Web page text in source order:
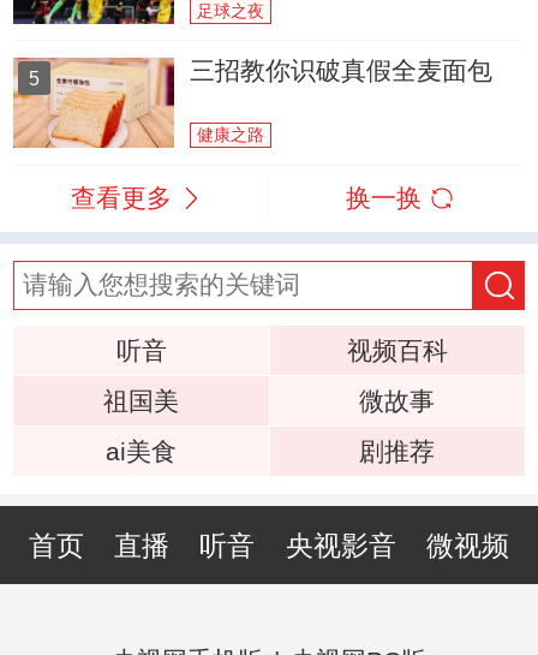
足球之夜
5 三招教你识破真假全麦面包
健康之路
查看更多 换一换
听音
视频百科
祖国美
微故事
ai美食
剧推荐
首页 直播 听音 央视影音 微视频